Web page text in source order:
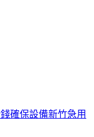
確保設備新竹急用